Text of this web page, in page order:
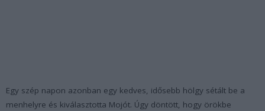
Egy szép napon azonban egy kedves, idősebb hölgy sétált be a
menhelyre és kiválasztotta Mojót. Úgy döntött, hogy örökbe